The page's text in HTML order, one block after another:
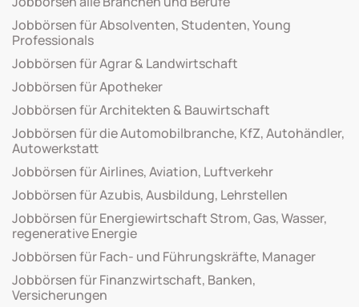
Jobbörsen für Absolventen, Studenten, Young
Professionals
Jobbörsen für Agrar & Landwirtschaft
Jobbörsen für Apotheker
Jobbörsen für Architekten & Bauwirtschaft
Jobbörsen für die Automobilbranche, KfZ, Autohändler,
Autowerkstatt
Jobbörsen für Airlines, Aviation, Luftverkehr
Jobbörsen für Azubis, Ausbildung, Lehrstellen
Jobbörsen für Energiewirtschaft Strom, Gas, Wasser,
regenerative Energie
Jobbörsen für Fach- und Führungskräfte, Manager
Jobbörsen für Finanzwirtschaft, Banken,
Versicherungen